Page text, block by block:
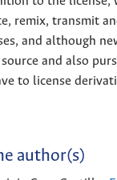
remix, transmit
and although
and also
to license
author(s)